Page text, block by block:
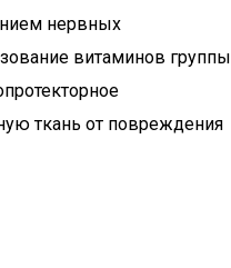
нервных
витаминов группы
ткань от повреждения